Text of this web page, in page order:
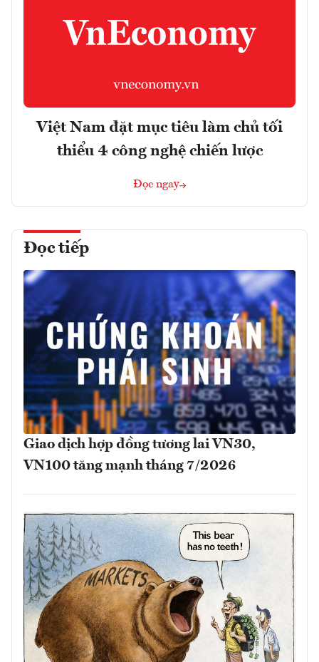
Việt Nam đặt mục tiêu làm chủ tối
thiểu 4 công nghệ chiến lược
Đọc ngay
Đọc tiếp
Giao dịch hợp đồng tương lai VN30,
VN100 tăng mạnh tháng 7/2026